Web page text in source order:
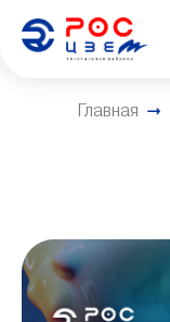
Главная